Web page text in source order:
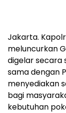
Jakarta.
meluncurkan
digelar secara
sama dengan
menyediakan
bagi
kebutuhan